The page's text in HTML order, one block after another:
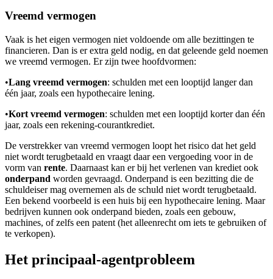
Vreemd vermogen
Vaak is het eigen vermogen niet voldoende om alle bezittingen te
financieren. Dan is er extra geld nodig, en dat geleende geld noemen
we vreemd vermogen. Er zijn twee hoofdvormen:
•Lang vreemd vermogen: schulden met een looptijd langer dan
één jaar, zoals een hypothecaire lening.
•Kort vreemd vermogen: schulden met een looptijd korter dan één
jaar, zoals een rekening-courantkrediet.
De verstrekker van vreemd vermogen loopt het risico dat het geld
niet wordt terugbetaald en vraagt daar een vergoeding voor in de
vorm van rente. Daarnaast kan er bij het verlenen van krediet ook
onderpand worden gevraagd. Onderpand is een bezitting die de
schuldeiser mag overnemen als de schuld niet wordt terugbetaald.
Een bekend voorbeeld is een huis bij een hypothecaire lening. Maar
bedrijven kunnen ook onderpand bieden, zoals een gebouw,
machines, of zelfs een patent (het alleenrecht om iets te gebruiken of
te verkopen).
Het principaal-agentprobleem